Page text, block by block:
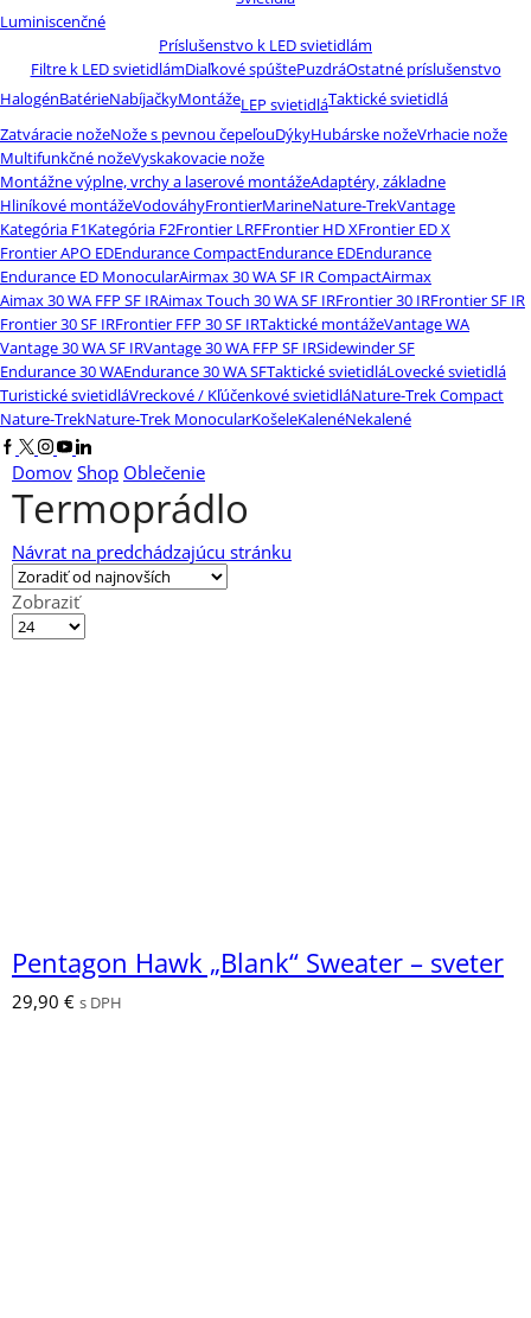
Luminiscenčné
Príslušenstvo k LED svietidlám
Filtre k LED svietidlámDiaľkové spúštePuzdráOstatné príslušenstvo
HalogénBatérieNabíjačkyMontážeLEP svietidláTaktické svietidlá
Zatváracie nožeNože s pevnou čepeľouDýkyHubárske nožeVrhacie nože
Multifunkčné nožeVyskakovacie nože
Montážne výplne, vrchy a laserové montážeAdaptéry, základne
Hliníkové montážeVodováhyFrontierMarineNature-TrekVantage
Kategória F1Kategória F2Frontier LRFFrontier HD XFrontier ED X
Frontier APO EDEndurance CompactEndurance EDEndurance
Endurance ED MonocularAirmax 30 WA SF IR CompactAirmax
Aimax 30 WA FFP SF IRAimax Touch 30 WA SF IRFrontier 30 IRFrontier SF IR
Frontier 30 SF IRFrontier FFP 30 SF IRTaktické montážeVantage WA
Vantage 30 WA SF IRVantage 30 WA FFP SF IRSidewinder SF
Endurance 30 WAEndurance 30 WA SFTaktické svietidláLovecké svietidlá
Turistické svietidláVreckové / Kľúčenkové svietidláNature-Trek Compact
Nature-TrekNature-Trek MonocularKošeleKalenéNekalené
Facebook
Twitter
Instagram
Youtube
Linkedin
Domov Shop Oblečenie
Termoprádlo
Návrat na predchádzajúcu stránku
Zobraziť
Výrobkov
na
Pentagon Hawk „Blank“ Sweater – sveter
29,90 € s DPH